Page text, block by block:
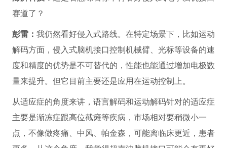
赛道了？
彭雷： 我仍然看好侵入式路线。在特定场景下，比如运动
解码方面，侵入式脑机接口控制机械臂、光标等设备的速
度和精度的优势是不可替代的，性能也能通过增加电极数
量来提升。但它目前主要还是应用在运动控制上。
从适应症的角度来讲，语言解码和运动解码针对的适应症
主要是渐冻症跟高位截瘫等疾病，市场相对要稍微小一
点，不像做疼痛、中风、帕金森，可能离临床更近，患者